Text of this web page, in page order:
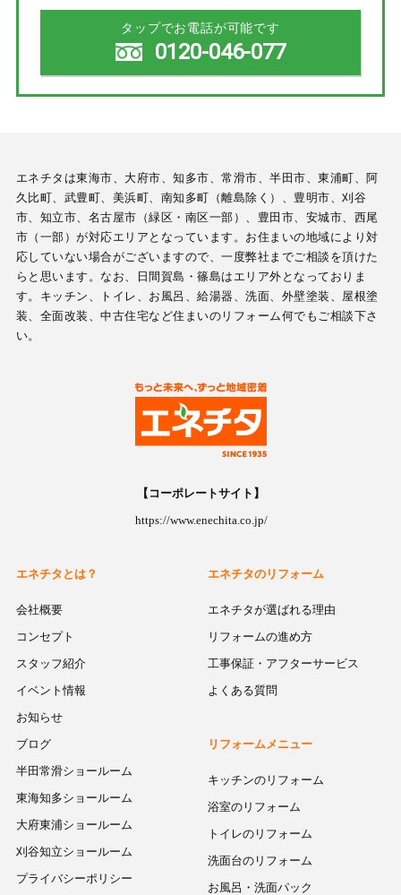
タップでお電話が可能です
0120-046-077
エネチタは東海市、大府市、知多市、常滑市、半田市、東浦町、阿
久比町、武豊町、美浜町、南知多町（離島除く）、豊明市、刈谷
市、知立市、名古屋市（緑区・南区一部）、豊田市、安城市、西尾
市（一部）が対応エリアとなっています。お住まいの地域により対
応していない場合がございますので、一度弊社までご相談を頂けた
らと思います。なお、日間賀島・篠島はエリア外となっておりま
す。キッチン、トイレ、お風呂、給湯器、洗面、外壁塗装、屋根塗
装、全面改装、中古住宅など住まいのリフォーム何でもご相談下さ
い。
【コーポレートサイト】
https://www.enechita.co.jp/
エネチタとは？
会社概要
コンセプト
スタッフ紹介
イベント情報
お知らせ
ブログ
半田常滑ショールーム
東海知多ショールーム
大府東浦ショールーム
刈谷知立ショールーム
プライバシーポリシー
エネチタのリフォーム
エネチタが選ばれる理由
リフォームの進め方
工事保証・アフターサービス
よくある質問
リフォームメニュー
キッチンのリフォーム
浴室のリフォーム
トイレのリフォーム
洗面台のリフォーム
お風呂・洗面パック